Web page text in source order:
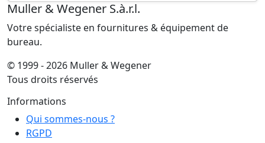
Muller & Wegener S.à.r.l.
Votre spécialiste en fournitures & équipement de
bureau.
© 1999 - 2026 Muller & Wegener
Tous droits réservés
Informations
Qui sommes-nous ?
RGPD